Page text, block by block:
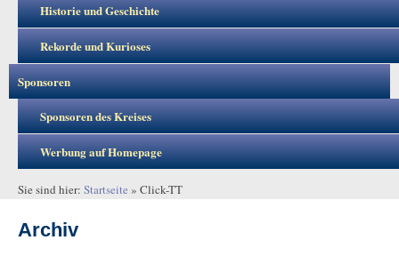
Historie und Geschichte
Rekorde und Kurioses
Sponsoren
Sponsoren des Kreises
Werbung auf Homepage
Sie sind hier: Startseite » Click-TT
Archiv